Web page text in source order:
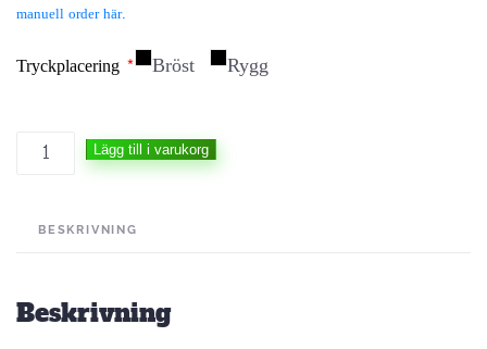
manuell order här.
Tryckplacering * Bröst Rygg
Lägg till i varukorg
BESKRIVNING
Beskrivning